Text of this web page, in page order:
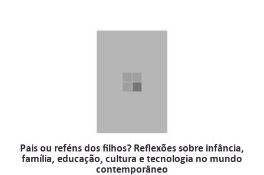
Pais ou reféns dos filhos? Reflexões sobre infância,
família, educação, cultura e tecnologia no mundo
contemporâneo